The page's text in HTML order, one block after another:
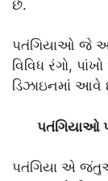
છે.
પતંગિયાઓ જે
વિવિધ રંગો,
ડિઝાઇનમાં આવે
પતંગિયાઓ
પતંગિયા એ